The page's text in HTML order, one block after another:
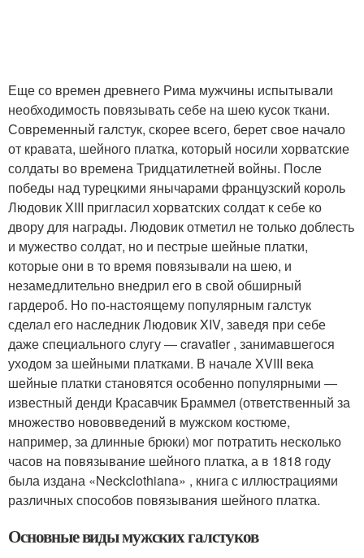
Еще со времен древнего Рима мужчины испытывали
необходимость повязывать себе на шею кусок ткани.
Современный галстук, скорее всего, берет свое начало
от кравата, шейного платка, который носили хорватские
солдаты во времена Тридцатилетней войны. После
победы над турецкими янычарами французский король
Людовик XIII пригласил хорватских солдат к себе ко
двору для награды. Людовик отметил не только доблесть
и мужество солдат, но и пестрые шейные платки,
которые они в то время повязывали на шею, и
незамедлительно внедрил его в свой обширный
гардероб. Но по-настоящему популярным галстук
сделал его наследник Людовик XIV, заведя при себе
даже специального слугу — cravatier , занимавшегося
уходом за шейными платками. В начале XVIII века
шейные платки становятся особенно популярными —
известный денди Красавчик Браммел (ответственный за
множество нововведений в мужском костюме,
например, за длинные брюки) мог потратить несколько
часов на повязывание шейного платка, а в 1818 году
была издана «Neckclothiana» , книга с иллюстрациями
различных способов повязывания шейного платка.
Основные виды мужских галстуков